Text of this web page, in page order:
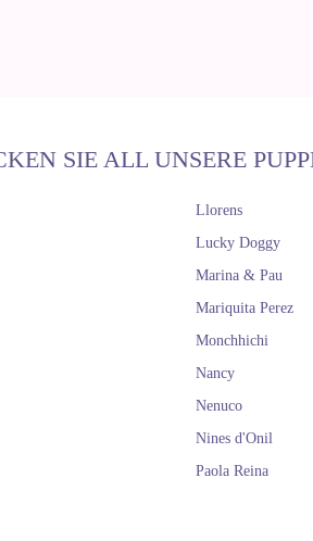
SIE ALL UNSERE
Llorens
Lucky Doggy
Marina & Pau
Mariquita Perez
Monchhichi
Nancy
Nenuco
Nines d'Onil
Paola Reina